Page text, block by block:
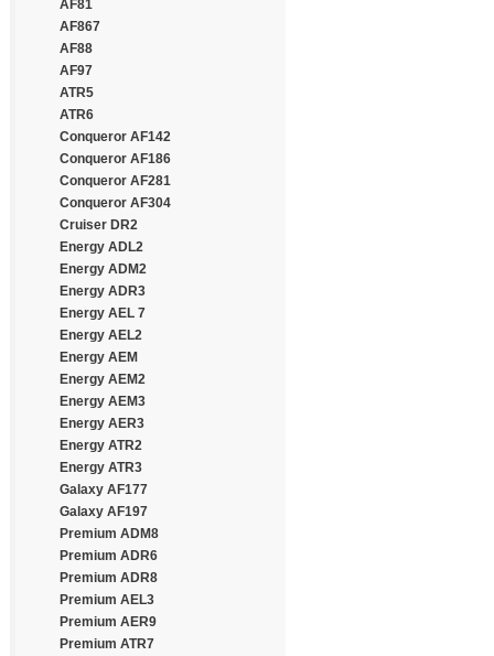
Continental
Cooper
Cooper Chengshan
Cossack
Cratos
CrossWind
Daewoo
Dayton
Debica
Deestone
Diamondback
Distance
Double Coin
Double Happiness
Double Road
Doublestar
Doupro
Drivemaster
Dunlop
Duraturn
Durun
Eced
Ecovision
Estrada
Everest
Everton
Fairking
Falken
Farroad
Fastwear
AF81
AF867
AF88
AF97
ATR5
ATR6
Conqueror AF142
Conqueror AF186
Conqueror AF281
Conqueror AF304
Cruiser DR2
Energy ADL2
Energy ADM2
Energy ADR3
Energy AEL 7
Energy AEL2
Energy AEM
Energy AEM2
Energy AEM3
Energy AER3
Energy ATR2
Energy ATR3
Galaxy AF177
Galaxy AF197
Premium ADM8
Premium ADR6
Premium ADR8
Premium AEL3
Premium AER9
Premium ATR7